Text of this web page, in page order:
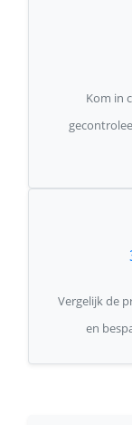
Kom in
Vergelijk de
en